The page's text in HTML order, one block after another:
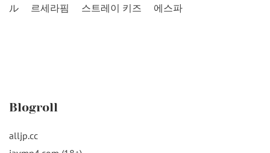
ル
르세라핌 스트레이 키즈 에스파
Blogroll
alljp.cc